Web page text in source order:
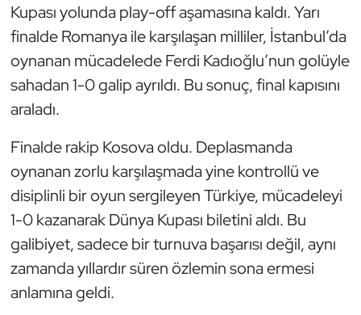
Kupası yolunda play-off aşamasına kaldı. Yarı
finalde Romanya ile karşılaşan milliler, İstanbul’da
oynanan mücadelede Ferdi Kadıoğlu’nun golüyle
sahadan 1-0 galip ayrıldı. Bu sonuç, final kapısını
araladı.
Finalde rakip Kosova oldu. Deplasmanda
oynanan zorlu karşılaşmada yine kontrollü ve
disiplinli bir oyun sergileyen Türkiye, mücadeleyi
1-0 kazanarak Dünya Kupası biletini aldı. Bu
galibiyet, sadece bir turnuva başarısı değil, aynı
zamanda yıllardır süren özlemin sona ermesi
anlamına geldi.
Özel Sporcular
Paralimpik
Ragbi
Satranç
Su Topu
Sualtı Sporları
Tekvando